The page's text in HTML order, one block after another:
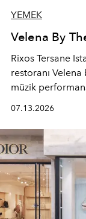
YEMEK
Velena By
Rixos Tersane
restoranı Velena
müzik
devam ediyor.
07.13.2026